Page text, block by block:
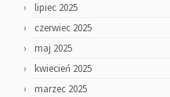
lipiec 2025
czerwiec 2025
maj 2025
kwiecień 2025
marzec 2025